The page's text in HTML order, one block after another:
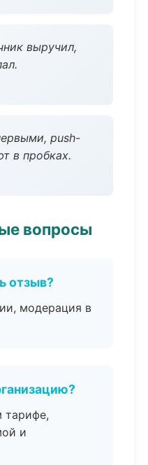
выручил,
push-
в пробках.
вопросы
отзыв?
модерация в
тарифе,
и